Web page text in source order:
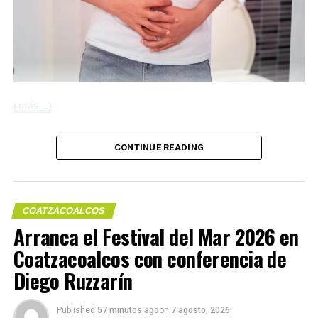
Compártelo:
Me gusta esto:
CONTINUE READING
COATZACOALCOS
Arranca el Festival del Mar 2026 en
Coatzacoalcos con conferencia de
Diego Ruzzarín
Published 57 minutos agoon 7 agosto, 2026